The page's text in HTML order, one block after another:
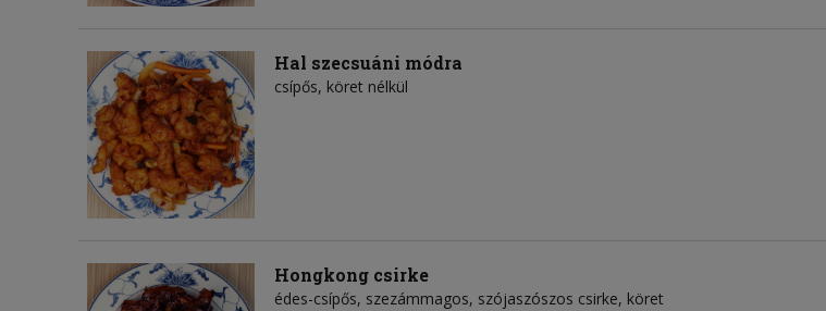
Hal szecsuáni módra
csípős, köret nélkül
Hongkong csirke
édes-csípős, szezámmagos, szójaszószos csirke, köret